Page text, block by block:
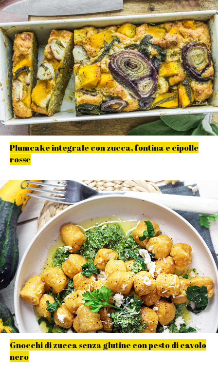
Plumcake integrale con zucca, fontina e cipolle
rosse
Gnocchi di zucca senza glutine con pesto di cavolo
nero